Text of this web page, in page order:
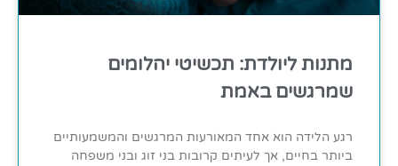
מתנות ליולדת: תכשיטי יהלומים
שמרגשים באמת
רגע הלידה הוא אחד המאורעות המרגשים והמשמעותיים
ביותר בחיים, אך לעיתים קרובות בני זוג ובני משפחה